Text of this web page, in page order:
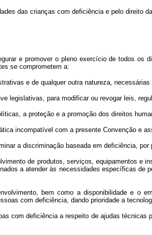
das crianças com deficiência e pelo direito
e promover o pleno exercício de todos os
se comprometem a:
e de qualquer outra natureza,
legislativas, para modificar ou revogar leis,
a proteção e a promoção dos direitos
incompatível com a presente Convenção e
a discriminação baseada em deficiência,
de produtos, serviços, equipamentos e
a atender às necessidades específicas de
bem como a disponibilidade e o
com deficiência, dando prioridade a
com deficiência a respeito de ajudas